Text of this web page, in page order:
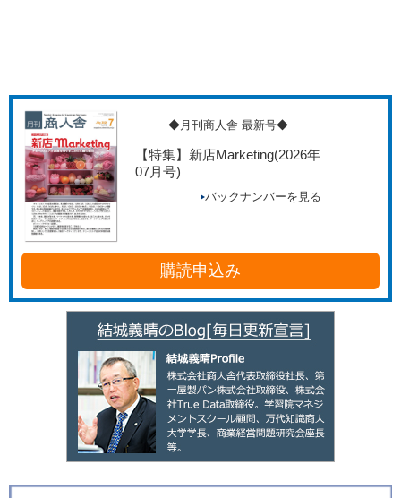
◆月刊商人舎 最新号◆
【特集】新店Marketing(2026年
07月号)
バックナンバーを見る
購読申込み